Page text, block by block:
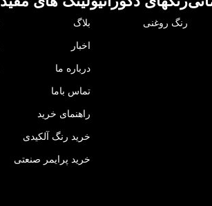
رنگ روغنی بلاگ
اخبار
درباره ما
تماس باما
راهنمای خرید
خرید رنگ آلکیدی
خرید پرایمر صنعتی